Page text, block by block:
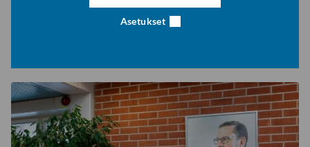
Asetukset
Päivitys syyskuu 2022:
Muotokuva on siirtynyt